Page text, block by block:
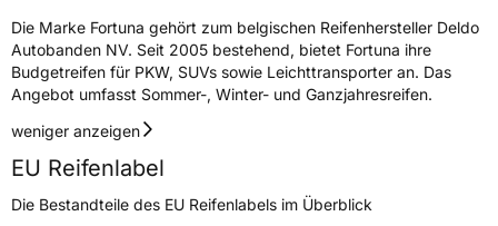
EffizienzC
Nasshaftung
Rollgeräusch (Klasse)
Die Marke Fortuna gehört zum belgischen Reifenhersteller Deldo
Autobanden NV. Seit 2005 bestehend, bietet Fortuna ihre
Budgetreifen für PKW, SUVs sowie Leichttransporter an. Das
Angebot umfasst Sommer-, Winter- und Ganzjahresreifen.
weniger anzeigen
EU Reifenlabel
Die Bestandteile des EU Reifenlabels im Überblick